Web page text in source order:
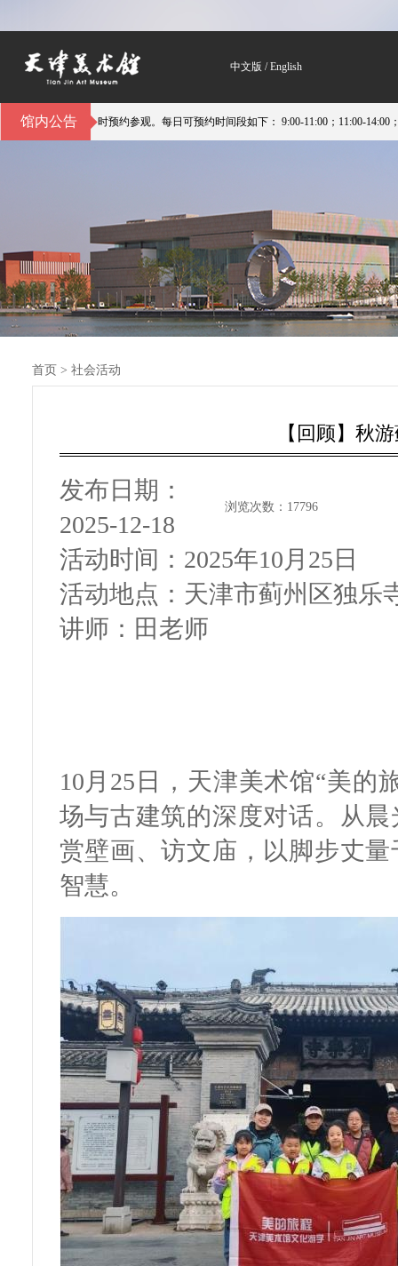
中文版 /English
馆内公告
分时预约参观。每日可预约时间段如下： 9:00-11:00；11:00-14:00；14:00-16:00
首页 > 社会活动
【回顾】秋
发布日期：
2025-12-18
浏览次数： 17796
活动时间： 2025年10月25日
活动地点： 天津市蓟州区独乐
讲师： 田老师
10月25日，天津美术馆“美的
场与古建筑的深度对话。从
赏壁画、访文庙，以脚步丈
智慧。